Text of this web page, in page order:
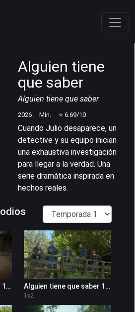
Alguien tiene
que saber
Alguien tiene que saber
2026 Min. ⭐ 6.69/10
Cuando Julio desaparece, un
detective y su equipo inician
una exhaustiva investigación
para llegar a la verdad. Una
serie dramática inspirada en
hechos reales.
Alguien tiene que saber 1x1 Alguien tiene que saber 1x2
1 x2